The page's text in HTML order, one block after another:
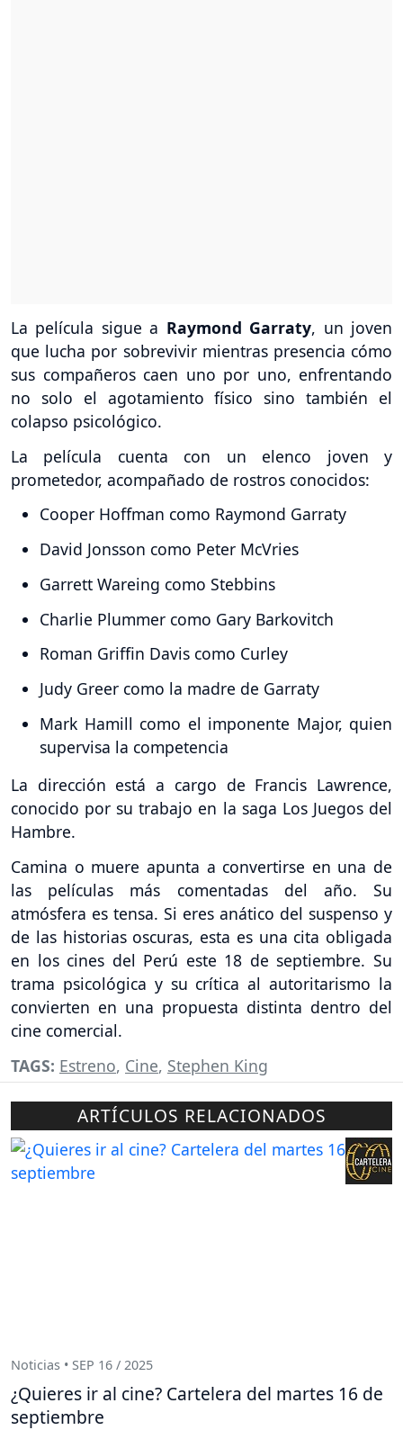
La película sigue a Raymond Garraty, un joven
que lucha por sobrevivir mientras presencia cómo
sus compañeros caen uno por uno, enfrentando
no solo el agotamiento físico sino también el
colapso psicológico.
La película cuenta con un elenco joven y
prometedor, acompañado de rostros conocidos:
Cooper Hoffman como Raymond Garraty
David Jonsson como Peter McVries
Garrett Wareing como Stebbins
Charlie Plummer como Gary Barkovitch
Roman Griffin Davis como Curley
Judy Greer como la madre de Garraty
Mark Hamill como el imponente Major, quien
supervisa la competencia
La dirección está a cargo de Francis Lawrence,
conocido por su trabajo en la saga Los Juegos del
Hambre.
Camina o muere apunta a convertirse en una de
las películas más comentadas del año. Su
atmósfera es tensa. Si eres anático del suspenso y
de las historias oscuras, esta es una cita obligada
en los cines del Perú este 18 de septiembre. Su
trama psicológica y su crítica al autoritarismo la
convierten en una propuesta distinta dentro del
cine comercial.
TAGS: Estreno, Cine, Stephen King
ARTÍCULOS RELACIONADOS
Noticias • SEP 16 / 2025
¿Quieres ir al cine? Cartelera del martes 16 de
septiembre